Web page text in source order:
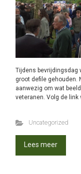
Tijdens bevrijdingsdag
groot defile gehouden.
aanwezig om wat
veteranen. Volg de link
Uncategorized
Lees meer